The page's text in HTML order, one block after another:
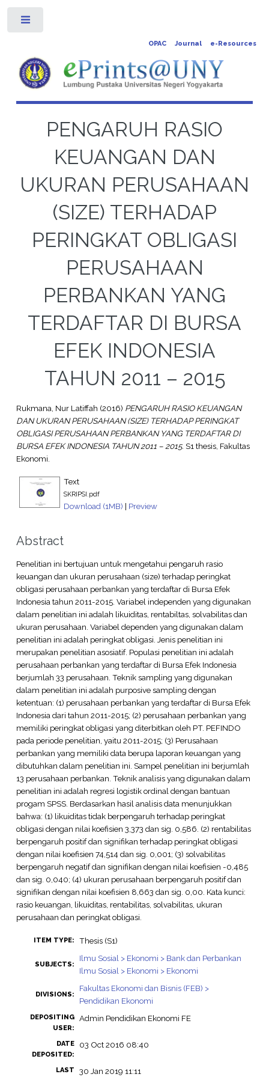
OPAC Journal e-Resources
PENGARUH RASIO
KEUANGAN DAN
UKURAN PERUSAHAAN
(SIZE) TERHADAP
PERINGKAT OBLIGASI
PERUSAHAAN
PERBANKAN YANG
TERDAFTAR DI BURSA
EFEK INDONESIA
TAHUN 2011 – 2015
Rukmana, Nur Latiffah (2016) PENGARUH RASIO KEUANGAN
DAN UKURAN PERUSAHAAN (SIZE) TERHADAP PERINGKAT
OBLIGASI PERUSAHAAN PERBANKAN YANG TERDAFTAR DI
BURSA EFEK INDONESIA TAHUN 2011 – 2015. S1 thesis, Fakultas
Ekonomi.
Text
SKRIPSI.pdf
Download (1MB) | Preview
Abstract
Penelitian ini bertujuan untuk mengetahui pengaruh rasio
keuangan dan ukuran perusahaan (size) terhadap peringkat
obligasi perusahaan perbankan yang terdaftar di Bursa Efek
Indonesia tahun 2011-2015. Variabel independen yang digunakan
dalam penelitian ini adalah likuiditas, rentabiltas, solvabilitas dan
ukuran perusahaan. Variabel dependen yang digunakan dalam
penelitian ini adalah peringkat obligasi. Jenis penelitian ini
merupakan penelitian asosiatif. Populasi penelitian ini adalah
perusahaan perbankan yang terdaftar di Bursa Efek Indonesia
berjumlah 33 perusahaan. Teknik sampling yang digunakan
dalam penelitian ini adalah purposive sampling dengan
ketentuan: (1) perusahaan perbankan yang terdaftar di Bursa Efek
Indonesia dari tahun 2011-2015; (2) perusahaan perbankan yang
memiliki peringkat obligasi yang diterbitkan oleh PT. PEFINDO
pada periode penelitian, yaitu 2011-2015; (3) Perusahaan
perbankan yang memiliki data berupa laporan keuangan yang
dibutuhkan dalam penelitian ini. Sampel penelitian ini berjumlah
13 perusahaan perbankan. Teknik analisis yang digunakan dalam
penelitian ini adalah regresi logistik ordinal dengan bantuan
progam SPSS. Berdasarkan hasil analisis data menunjukkan
bahwa: (1) likuiditas tidak berpengaruh terhadap peringkat
obligasi dengan nilai koefisien 3,373 dan sig. 0,586. (2) rentabilitas
berpengaruh positif dan signifikan terhadap peringkat obligasi
dengan nilai koefisien 74,514 dan sig. 0,001; (3) solvabilitas
berpengaruh negatif dan signifikan dengan nilai koefisien -0,485
dan sig. 0,040; (4) ukuran perusahaan berpengaruh positif dan
signifikan dengan nilai koefisien 8,663 dan sig. 0,00. Kata kunci:
rasio keuangan, likuiditas, rentabilitas, solvabilitas, ukuran
perusahaan dan peringkat obligasi.
ITEM TYPE: Thesis (S1)
SUBJECTS:
Ilmu Sosial > Ekonomi > Bank dan Perbankan
Ilmu Sosial > Ekonomi > Ekonomi
DIVISIONS:
Fakultas Ekonomi dan Bisnis (FEB) >
Pendidikan Ekonomi
DEPOSITING
USER:
Admin Pendidikan Ekonomi FE
DATE
DEPOSITED:
03 Oct 2016 08:40
LAST 30 Jan 2019 11:11